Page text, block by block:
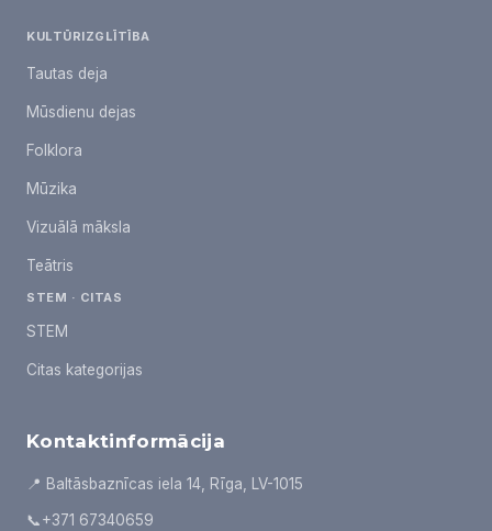
KULTŪRIZGLĪTĪBA
Tautas deja
Mūsdienu dejas
Folklora
Mūzika
Vizuālā māksla
Teātris
STEM · CITAS
STEM
Citas kategorijas
Kontaktinformācija
📍 Baltāsbaznīcas iela 14, Rīga, LV-1015
📞+371 67340659